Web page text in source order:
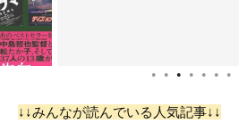
● ● ● ● ● ● ●
↓↓みんなが読んでいる人気記事↓↓